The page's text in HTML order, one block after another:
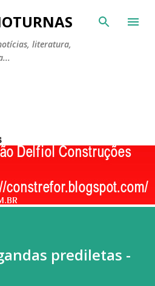
para o conteúdo principal
literatura,
prediletas -